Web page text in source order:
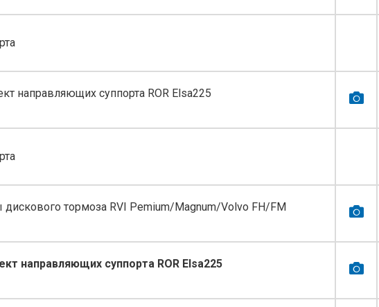
направляющих суппорта ROR Elsa225
тормоза RVI Pemium/Magnum/Volvo FH/FM
направляющих суппорта ROR Elsa225